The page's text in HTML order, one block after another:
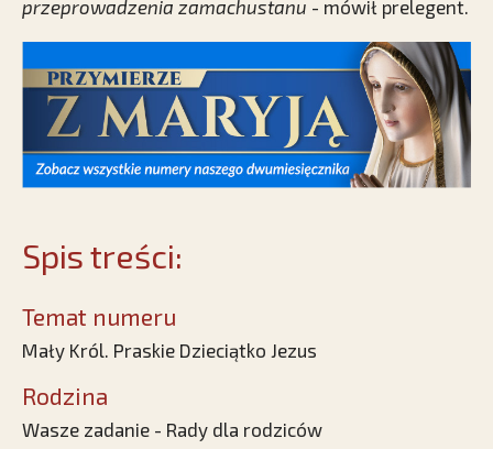
przeprowadzenia zamachustanu - mówił prelegent.
Spis treści:
Temat numeru
Mały Król. Praskie Dzieciątko Jezus
Rodzina
Wasze zadanie - Rady dla rodziców